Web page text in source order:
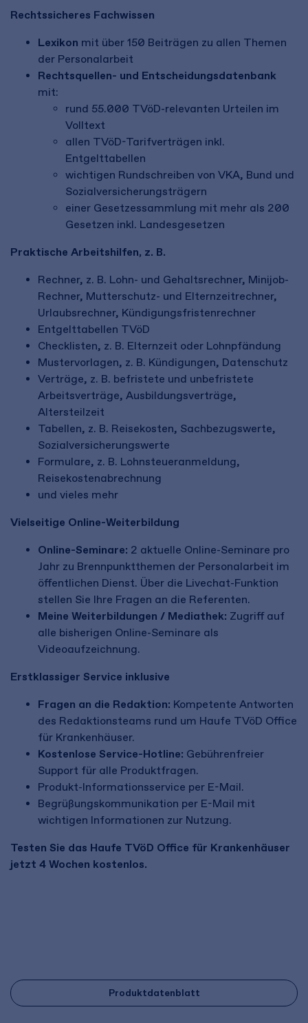
Rechtssicheres Fachwissen
Lexikon mit über 150 Beiträgen zu allen Themen
der Personalarbeit
Rechtsquellen- und Entscheidungsdatenbank
mit:
rund 55.000 TVöD-relevanten Urteilen im
Volltext
allen TVöD-Tarifverträgen inkl.
Entgelttabellen
wichtigen Rundschreiben von VKA, Bund und
Sozialversicherungsträgern
einer Gesetzessammlung mit mehr als 200
Gesetzen inkl. Landesgesetzen
Praktische Arbeitshilfen, z. B.
Rechner, z. B. Lohn- und Gehaltsrechner, Minijob-
Rechner, Mutterschutz- und Elternzeitrechner,
Urlaubsrechner, Kündigungsfristenrechner
Entgelttabellen TVöD
Checklisten, z. B. Elternzeit oder Lohnpfändung
Mustervorlagen, z. B. Kündigungen, Datenschutz
Verträge, z. B. befristete und unbefristete
Arbeitsverträge, Ausbildungsverträge,
Altersteilzeit
Tabellen, z. B. Reisekosten, Sachbezugswerte,
Sozialversicherungswerte
Formulare, z. B. Lohnsteueranmeldung,
Reisekostenabrechnung
und vieles mehr
Vielseitige Online-Weiterbildung
Online-Seminare: 2 aktuelle Online-Seminare pro
Jahr zu Brennpunktthemen der Personalarbeit im
öffentlichen Dienst. Über die Livechat-Funktion
stellen Sie Ihre Fragen an die Referenten.
Meine Weiterbildungen / Mediathek: Zugriff auf
alle bisherigen Online-Seminare als
Videoaufzeichnung.
Erstklassiger Service inklusive
Fragen an die Redaktion: Kompetente Antworten
des Redaktionsteams rund um Haufe TVöD Office
für Krankenhäuser.
Kostenlose Service-Hotline: Gebührenfreier
Support für alle Produktfragen.
Produkt-Informationsservice per E-Mail.
Begrüßungskommunikation per E-Mail mit
wichtigen Informationen zur Nutzung.
Testen Sie das Haufe TVöD Office für Krankenhäuser
jetzt 4 Wochen kostenlos.
Produktdatenblatt